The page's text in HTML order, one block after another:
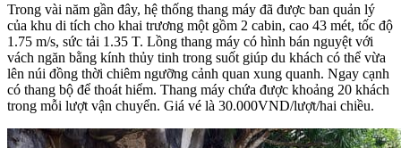
Trong vài năm gần đây, hệ thống thang máy đã được ban quản lý
của khu di tích cho khai trương một gồm 2 cabin, cao 43 mét, tốc độ
1.75 m/s, sức tải 1.35 T. Lồng thang máy có hình bán nguyệt với
vách ngăn bằng kính thủy tinh trong suốt giúp du khách có thể vừa
lên núi đồng thời chiêm ngưỡng cảnh quan xung quanh. Ngay cạnh
có thang bộ để thoát hiểm. Thang máy chứa được khoảng 20 khách
trong mỗi lượt vận chuyển. Giá vé là 30.000VND/lượt/hai chiều.